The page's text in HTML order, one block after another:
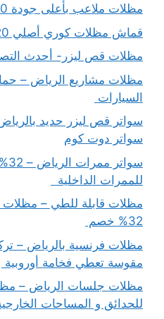
مظلات ملاعب بأعلى جودة 20% خصم
قماش مظلات كوري أصلي 20% خصم – اتصل الان
مظلات قص ليزر- أحدث
مظلات مشاريع الرياض –
السيارات
سواتر قص ليزر حديد
سواتر دوت كوم
للممرات الداخلية
مظلات قابلة للطي –
32% خصم
مظلات فرنسية بالرياض –
مقوسة تعطي فخامة أوروبية
مظلات جلسات الرياض –
للحدائق و المساحات الخارجية 22%